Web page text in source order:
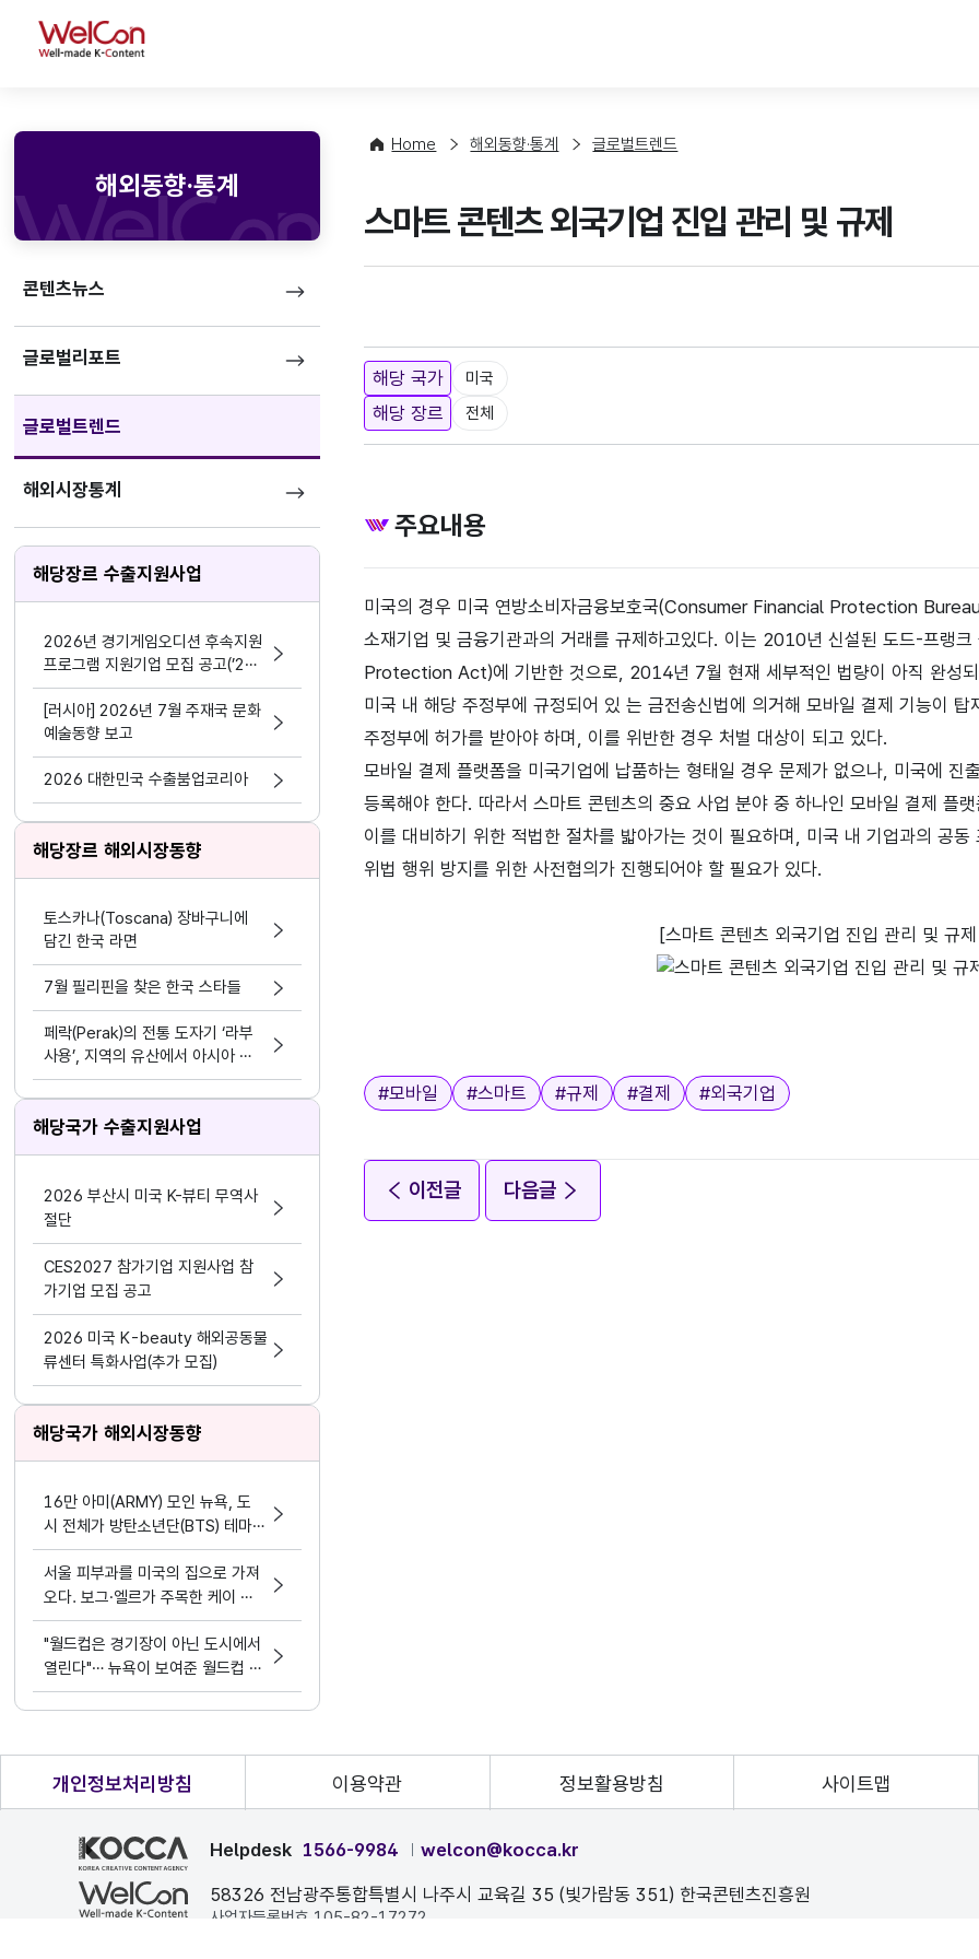
WelCon
해외동향·통계
콘텐츠뉴스
글로벌리포트
글로벌트렌드
해외시장통계
해당장르 수출지원사업
2026년 경기게임오디션 후속지원
프로그램 지원기업 모집 공고(’24
~’25년 선정기업 대상)
[러시아] 2026년 7월 주재국 문화
예술동향 보고
2026 대한민국 수출붐업코리아
해당장르 해외시장동향
토스카나(Toscana) 장바구니에
담긴 한국 라면
7월 필리핀을 찾은 한국 스타들
페락(Perak)의 전통 도자기 ‘라부
사용’, 지역의 유산에서 아시아 문
화 교류의 가능성으로
해당국가 수출지원사업
2026 부산시 미국 K-뷰티 무역사
절단
CES2027 참가기업 지원사업 참
가기업 모집 공고
2026 미국 K-beauty 해외공동물
류센터 특화사업(추가 모집)
해당국가 해외시장동향
16만 아미(ARMY) 모인 뉴욕, 도
시 전체가 방탄소년단(BTS) 테마
파크가 됐다.
서울 피부과를 미국의 집으로 가져
오다. 보그·엘르가 주목한 케이 뷰
티 디바이스 혁명
"월드컵은 경기장이 아닌 도시에서
열린다"… 뉴욕이 보여준 월드컵 문
화정책
Home 해외동향·통계 글로벌트렌드
스마트 콘텐츠 외국기업 진입 관리 및 규제
해당 국가 미국
해당 장르 전체
주요내용
미국의 경우 미국 연방소비자금융보호국(Consumer Financial Protection
소재기업 및 금융기관과의 거래를 규제하고있다. 이는 2010년 신설된 도드-프
Protection Act)에 기반한 것으로, 2014년 7월 현재 세부적인 법량이 아직 완성
미국 내 해당 주정부에 규정되어 있 는 금전송신법에 의거해 모바일 결제 기능이
주정부에 허가를 받아야 하며, 이를 위반한 경우 처벌 대상이 되고 있다.
모바일 결제 플랫폼을 미국기업에 납품하는 형태일 경우 문제가 없으나, 미국에
등록해야 한다. 따라서 스마트 콘텐츠의 중요 사업 분야 중 하나인 모바일 결제 플
이를 대비하기 위한 적법한 절차를 밟아가는 것이 필요하며, 미국 내 기업과의 공
위법 행위 방지를 위한 사전협의가 진행되어야 할 필요가 있다.
[스마트 콘텐츠 외국기업 진입 관리 및 규
태그
#모바일 #스마트 #규제 #결제 #외국기업
이전글 다음글
개인정보처리방침 이용약관 정보활용방침 사이트맵
Helpdesk 1566-9984 welcon@kocca.kr
58326 전남광주통합특별시 나주시 교육길 35 (빛가람동 351) 한국콘텐츠진흥원
사업자등록번호 105-82-17272